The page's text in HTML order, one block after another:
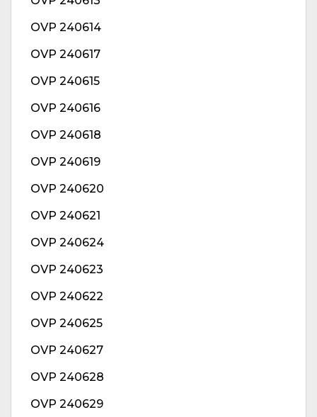
OVP 240614
OVP 240617
OVP 240615
OVP 240616
OVP 240618
OVP 240619
OVP 240620
OVP 240621
OVP 240624
OVP 240623
OVP 240622
OVP 240625
OVP 240627
OVP 240628
OVP 240629